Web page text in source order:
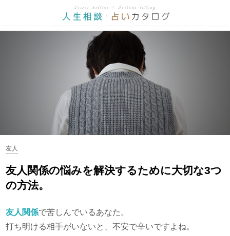
友人
友人関係の悩みを解決するために大切な3つ
の方法。
友人関係で苦しんでいるあなた。
打ち明ける相手がいないと、不安で辛いですよね。